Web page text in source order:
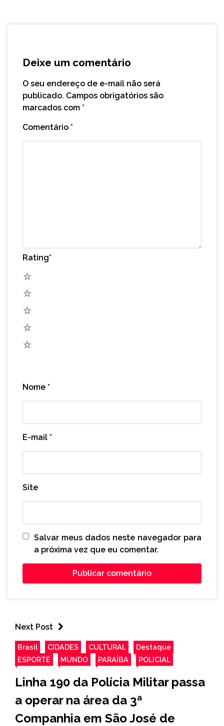
Deixe um comentário
O seu endereço de e-mail não será
publicado. Campos obrigatórios são
marcados com *
Comentário *
Rating*
Nome *
E-mail *
Site
Salvar meus dados neste navegador para
a próxima vez que eu comentar.
Next Post
Brasil CIDADES CULTURAL
Destaque
ESPORTE
MUNDO PARAÍBA POLICIAL
Linha 190 da Polícia Militar passa
a operar na área da 3ª
Companhia em São José de